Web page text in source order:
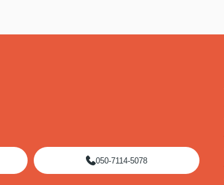
050-7114-5078